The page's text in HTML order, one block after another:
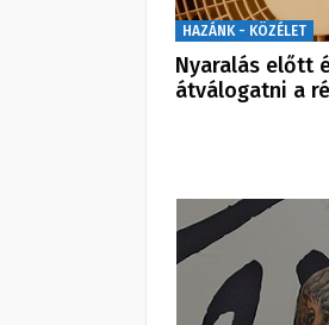
HAZÁNK - KÖZÉLET
Nyaralás előtt
átválogatni a